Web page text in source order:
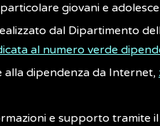
giovani e
dal Dipartimento
al numero verde
dipendenza da Internet,
e supporto tramite